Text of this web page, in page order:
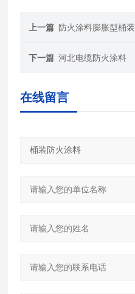
上一篇 防火涂料膨胀型桶装
下一篇 河北电缆防火涂料
在线留言